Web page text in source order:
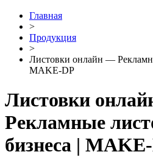
Главная
>
Продукция
>
Листовки онлайн —
MAKE-DP
Листовки
Рекламные
бизнеса |